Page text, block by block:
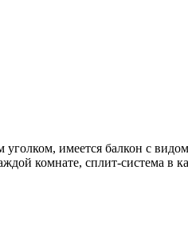
имеется балкон с
комнате, сплит-система в